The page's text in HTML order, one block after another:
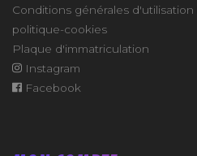
Conditions générales d'utilisation
politique-cookies
Plaque d'immatriculation
Instagram
Facebook